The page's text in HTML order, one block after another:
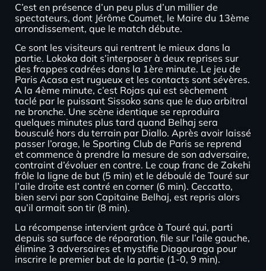
C’est en présence d’un peu plus d’un millier de
spectateurs, dont Jérôme Coumet, le Maire du 13ème
arrondissement, que le match débute.
Ce sont les visiteurs qui rentrent le mieux dans la
partie. Lokoka doit s’interposer à deux reprises sur
des frappes cadrées dans la 1ère minute. Le jeu de
Paris Acasa est rugueux et les contacts sont sévères.
A la 4ème minute, c’est Rojas qui est sèchement
taclé par le puissant Sissoko sans que le duo arbitral
ne bronche. Une scène identique se reproduira
quelques minutes plus tard quand Belhaj sera
bousculé hors du terrain par Diallo. Après avoir laissé
passer l’orage, le Sporting Club de Paris se reprend
et commence à prendre la mesure de son adversaire,
contraint d’évoluer en contre. Le coup franc de Zakehi
frôle la ligne de but (5 min) et le déboulé de Touré sur
l’aile droite est contré en corner (6 min). Ceccatto,
bien servi par son Capitaine Belhaj, est repris alors
qu’il armait son tir (8 min).
La récompense intervient grâce à Touré qui, parti
depuis sa surface de réparation, file sur l’aile gauche,
élimine 3 adversaires et mystifie Diagouraga pour
inscrire le premier but de la partie (1-0, 9 min).